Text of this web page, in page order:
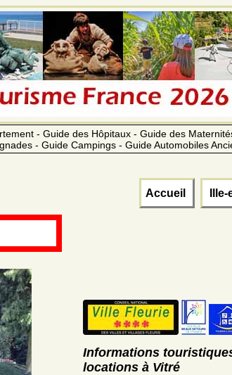
- Guide des Hôpitaux - Guide des
- Guide Campings - Guide Automobiles
Accueil
Informations
locations à Vitré